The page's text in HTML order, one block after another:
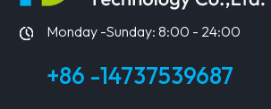
Monday -Sunday: 8:00 - 24:00
+86 -14737539687